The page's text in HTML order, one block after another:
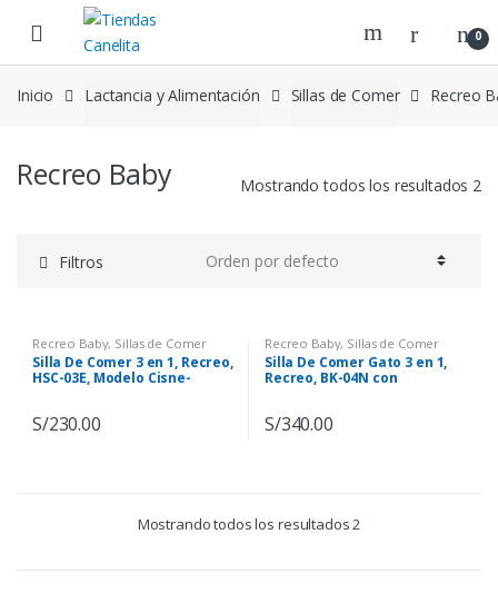
Skip to navigation
Skip to content
0
Inicio Lactancia y Alimentación Sillas de Comer Recreo
Recreo Baby Mostrando todos los resultados 2
Filtros
Recreo Baby, Sillas de Comer
Silla De Comer 3 en 1, Recreo,
HSC-03E, Modelo Cisne-
S/230.00
Recreo Baby, Sillas de Comer
Silla De Comer Gato 3 en 1,
Recreo, BK-04N con
S/340.00
Mostrando todos los resultados 2